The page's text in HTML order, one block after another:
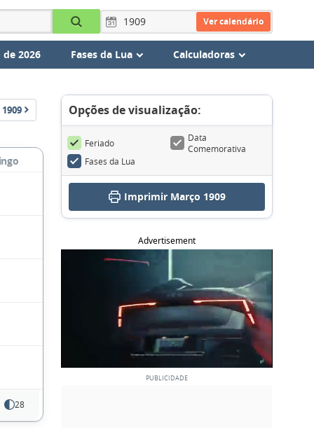
Ver calendário
2026 Fases da Lua Calculadoras
1909
28
Opções de visualização:
Feriado
Data
Comemorativa
Fases da Lua
Imprimir Março 1909
Advertisement